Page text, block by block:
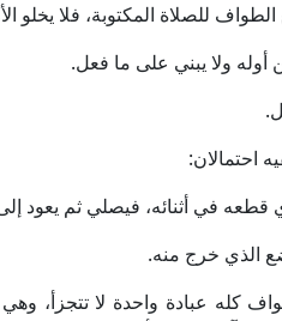
للصلاة المكتوبة، فلا يخلو
أوله ولا يبني على ما فعل.
احتمالان:
قطعه في أثنائه، فيصلي ثم يعود
الذي خرج منه.
كله عبادة واحدة لا تتجزأ،